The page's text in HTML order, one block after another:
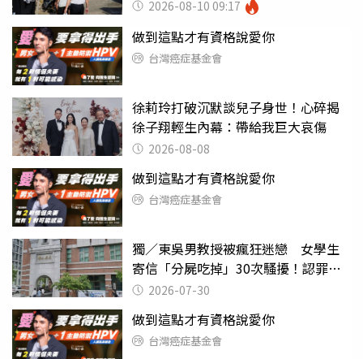
2026-08-10 09:17
做到這點才有資格說愛你
台灣癌症基金會
徐莉玲打破沉默談兒子身世！心碎揭
徐子翔輕生內幕：帶給我巨大哀傷
2026-08-08
做到這點才有資格說愛你
台灣癌症基金會
獨／東吳男教授被瘋狂迷戀 女學生
寄信「分屍吃掉」30次騷擾！認罪免
關 2026-07-30
做到這點才有資格說愛你
台灣癌症基金會